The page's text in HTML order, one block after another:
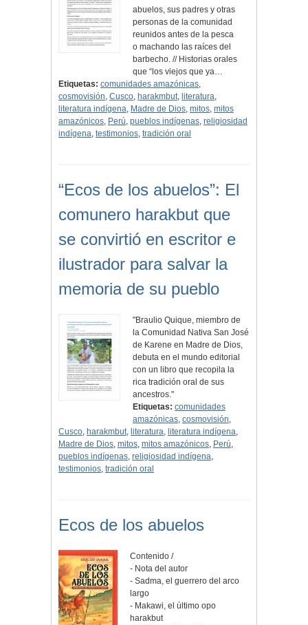
abuelos, sus padres y otras
personas de la comunidad
reunidos antes de la pesca
o machando las raíces del
barbecho. // Historias orales
que “los viejos que ya…
Etiquetas: comunidades amazónicas,
cosmovisión, Cusco, harakmbut, literatura,
literatura indígena, Madre de Dios, mitos, mitos
amazónicos, Perú, pueblos indígenas, religiosidad
indígena, testimonios, tradición oral
“Ecos de los abuelos”: El
comunero harakbut que
se convirtió en escritor e
ilustrador para salvar la
memoria de su pueblo
"Braulio Quique, miembro de
la Comunidad Nativa San José
de Karene en Madre de Dios,
debuta en el mundo editorial
con un libro que recopila la
rica tradición oral de sus
ancestros."
Etiquetas: comunidades
amazónicas,cosmovisión,
Cusco, harakmbut, literatura, literatura indígena,
Madre de Dios, mitos, mitos amazónicos, Perú,
pueblos indígenas, religiosidad indígena,
testimonios, tradición oral
Ecos de los abuelos
Contenido /
- Nota del autor
- Sadma, el guerrero del arco
largo
- Makawi, el último opo
harakbut